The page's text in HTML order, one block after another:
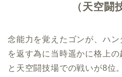
（天空闘
念能力を覚えたゴンが、ハン
を返す為に当時遥かに格上
と天空闘技場での戦いが8位